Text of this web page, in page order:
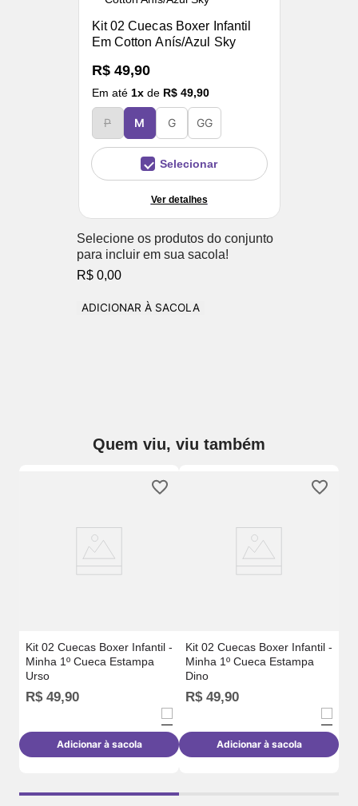
Kit 02 Cuecas Boxer Infantil
Em Cotton Anís/Azul Sky
R$ 49,90
Em até 1x de R$ 49,90
P M G GG
Selecionar
Ver detalhes
Selecione os produtos do conjunto
para incluir em sua sacola!
R$ 0,00
ADICIONAR À SACOLA
Quem viu, viu também
Kit 02 Cuecas Boxer Infantil -
Minha 1º Cueca Estampa
Urso
R$ 49,90
Adicionar à sacola
Kit 02 Cuecas Boxer Infantil -
Minha 1º Cueca Estampa
Dino
R$ 49,90
Adicionar à sacola